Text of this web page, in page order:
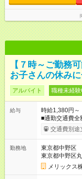
【７時～ご勤務
お子さんの休み
アルバイト 職種未経験
給与
時給1,380円～
■通勤交通費全額支給 【試用期間】試用期
さ：3ヶ月 雇
交通費別途
勤務地
東京都中野区
東京都中野区
メリックス